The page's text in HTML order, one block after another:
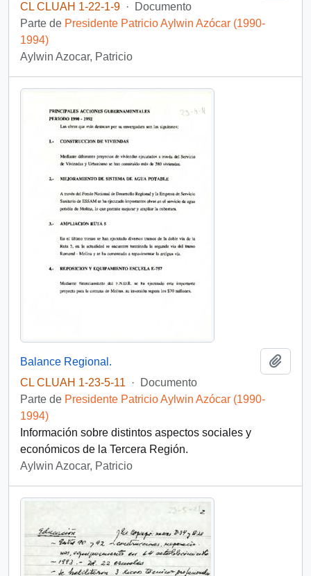
CL CLUAH 1-22-1-9 ·
Documento
Parte de Presidente Patricio Aylwin Azócar (1990-
1994)
Aylwin Azocar, Patricio
Balance Regional.
CL CLUAH 1-23-5-11
·
Documento
Parte de Presidente Patricio Aylwin Azócar (1990-
1994)
Información sobre distintos aspectos sociales y
económicos de la Tercera Región.
Aylwin Azocar, Patricio